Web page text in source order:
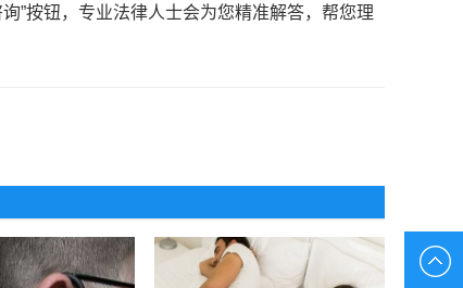
”按钮，专业法律人士会为您精准解答，帮您理